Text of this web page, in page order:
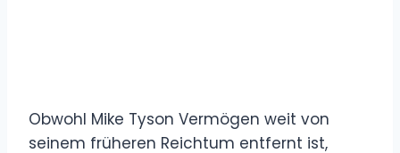
Obwohl Mike Tyson Vermögen weit von
seinem früheren Reichtum entfernt ist,